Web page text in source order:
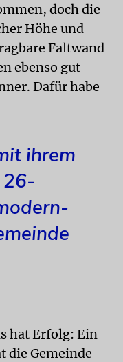
doch die
Höhe und
Faltwand
ebenso gut
Dafür habe
ihrem
26-
hat Erfolg: Ein
die Gemeinde